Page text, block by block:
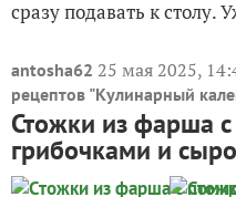
сразу подавать к столу.
antosha62 25 мая 2025,
рецептов "Кулинарный
Стожки из фарша
грибочками и